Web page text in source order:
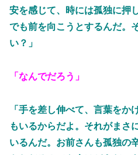
安を感じて、時には孤独に押
でも前を向こうとするんだ。
い？」
「なんでだろう」
「手を差し伸べて、言葉をか
もいるからだよ。それがまさ
いるんだ。お前さんも孤独の